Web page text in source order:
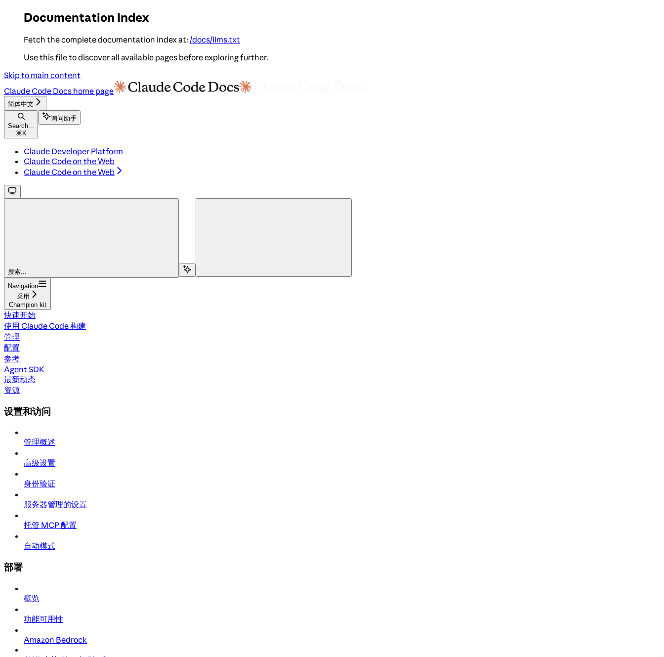
Documentation Index
Fetch the complete documentation index at: /docs/llms.txt
Use this file to discover all available pages before exploring further.
Skip to main content
Claude Code Docs home page
简体中文
Search...
⌘ K
询问助手
Claude Developer Platform
Claude Code on the Web
Claude Code on the Web
搜索...
Navigation
采用
Champion kit
快速开始
使用 Claude Code 构建
管理
配置
参考
Agent SDK
最新动态
资源
设置和访问
管理概述
高级设置
身份验证
服务器管理的设置
托管 MCP 配置
自动模式
部署
概览
功能可用性
Amazon Bedrock